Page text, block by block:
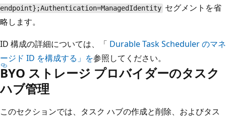
endpoint};Authentication=ManagedIdentity セグメントを省
略します。
ID 構成の詳細については、「 Durable Task Scheduler のマネ
ージド ID を構成する」を参照してください。
BYO ストレージ プロバイダーのタスク
ハブ管理
このセクションでは、タスク ハブの作成と削除、およびタス